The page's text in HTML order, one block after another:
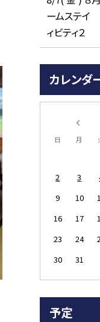
ームステイ
ィビティ２
カレンダ
日 月
2
3
9
10
16
17
23
24
30
31
予定